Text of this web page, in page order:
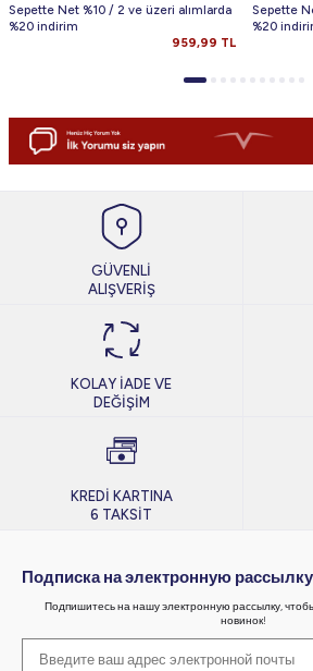
Sepette Net %10 / 2 ve üzeri alımlarda
%20 indirim
959,99 TL
Sepette
%20
GÜVENLİ
ALIŞVERİŞ
KOLAY İADE VE
DEĞİŞİM
KREDİ KARTINA
6 TAKSİT
Подписка на электронную рассылку
Подпишитесь на нашу электронную рассылку,
новинок!